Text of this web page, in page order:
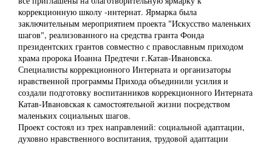
коррекционную школу -интернат. Ярмарка была
заключительным мероприятием проекта "Искусство маленьких
шагов", реализованного на средства гранта Фонда
президентских грантов совместно с православным приходом
храма пророка Иоанна Предтечи г.Катав-Ивановска.
Специалисты коррекционного Интерната и организаторы
нравственной программы Прихода объединили усилия и
создали подготовку воспитанников коррекционного Интерната
Катав-Ивановская к самостоятельной жизни посредством
маленьких социальных шагов.
Проект состоял из трех направлений: социальной адаптации,
духовно нравственного воспитания, трудовой адаптации